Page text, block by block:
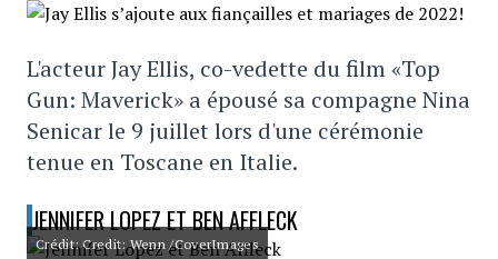
L'acteur Jay Ellis, co-vedette du film «Top
Gun: Maverick» a épousé sa compagne Nina
Senicar le 9 juillet lors d'une cérémonie
tenue en Toscane en Italie.
JENNIFER LOPEZ ET BEN AFFLECK
Crédit: Credit: Wenn /CoverImages